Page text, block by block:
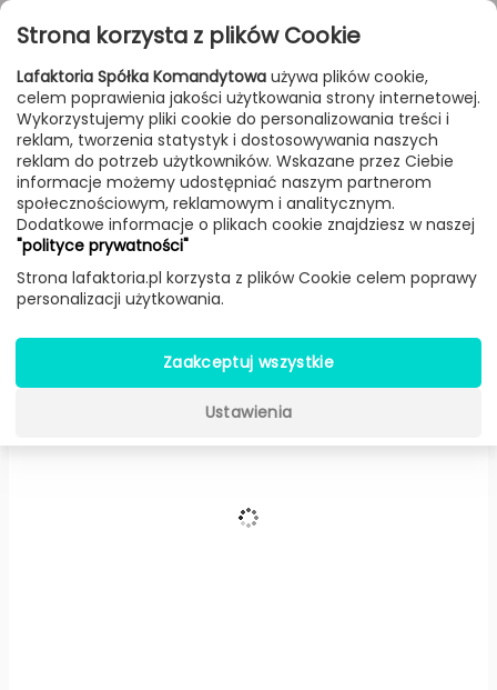
Przejdź do treści
FILTROWANIE & SORTOWANIE
Lampy Producenci B.Lux Produkt
R2 lampa wisząca (Biały, Ø
60cm) -B.Lux
Strona korzysta z plików Cookie
Lafaktoria Spółka Komandytowa używa plików cookie,
celem poprawienia jakości użytkowania strony internetowej.
Wykorzystujemy pliki cookie do personalizowania treści i
reklam, tworzenia statystyk i dostosowywania naszych
reklam do potrzeb użytkowników. Wskazane przez Ciebie
informacje możemy udostępniać naszym partnerom
społecznościowym, reklamowym i analitycznym.
Dodatkowe informacje o plikach cookie znajdziesz w naszej
"polityce prywatności"
Strona lafaktoria.pl korzysta z plików Cookie celem poprawy
personalizacji użytkowania.
Zaakceptuj wszystkie
Ustawienia